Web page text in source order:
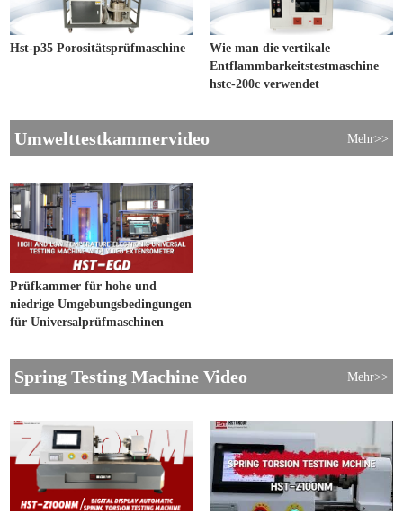
Hst-p35 Porositätsprüfmaschine
Wie man die vertikale
Entflammbarkeitstestmaschine
hstc-200c verwendet
Umwelttestkammervideo Mehr>>
Prüfkammer für hohe und
niedrige Umgebungsbedingungen
für Universalprüfmaschinen
Spring Testing Machine Video Mehr>>